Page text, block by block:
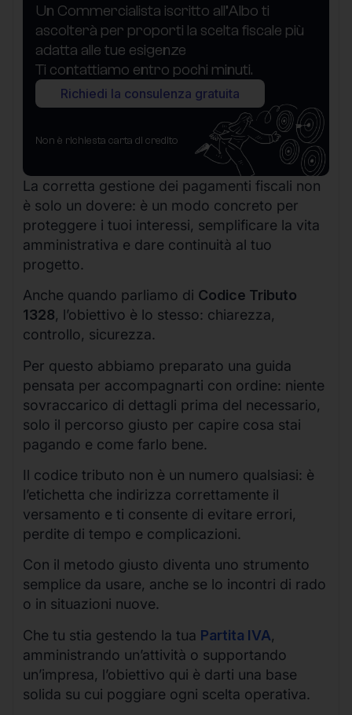
Un Commercialista iscritto all’Albo ti
ascolterà per proporti la scelta fiscale più
adatta alle tue esigenze
Ti contattiamo entro pochi minuti.
Richiedi la consulenza gratuita
Non è richiesta carta di credito
La corretta gestione dei pagamenti fiscali non
è solo un dovere: è un modo concreto per
proteggere i tuoi interessi, semplificare la vita
amministrativa e dare continuità al tuo
progetto.
Anche quando parliamo di Codice Tributo
1328, l’obiettivo è lo stesso: chiarezza,
controllo, sicurezza.
Per questo abbiamo preparato una guida
pensata per accompagnarti con ordine: niente
sovraccarico di dettagli prima del necessario,
solo il percorso giusto per capire cosa stai
pagando e come farlo bene.
Il codice tributo non è un numero qualsiasi: è
l’etichetta che indirizza correttamente il
versamento e ti consente di evitare errori,
perdite di tempo e complicazioni.
Con il metodo giusto diventa uno strumento
semplice da usare, anche se lo incontri di rado
o in situazioni nuove.
Che tu stia gestendo la tua Partita IVA,
amministrando un’attività o supportando
un’impresa, l’obiettivo qui è darti una base
solida su cui poggiare ogni scelta operativa.